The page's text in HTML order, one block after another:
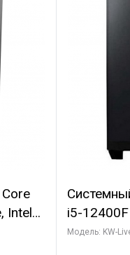
Intel
i5-12400F
C6 0EC/
Модель: KW-